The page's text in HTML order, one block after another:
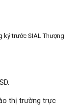
ký trước SIAL Thượng
thị trường trực